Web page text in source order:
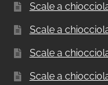
Scale a
Scale a
Scale a
Scale a